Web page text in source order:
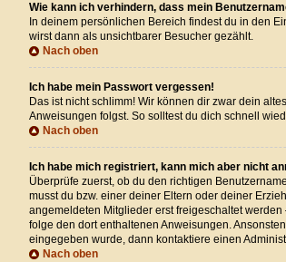
Wie kann ich verhindern, dass mein
In deinem persönlichen Bereich findest du in den
wirst dann als unsichtbarer Besucher gezählt.
Nach oben
Ich habe mein Passwort vergessen!
Das ist nicht schlimm! Wir können dir zwar dein
Anweisungen folgst. So solltest du dich schnell
Nach oben
Ich habe mich registriert, kann mich aber nicht
Überprüfe zuerst, ob du den richtigen
musst du bzw. einer deiner Eltern oder deiner
angemeldeten Mitglieder erst freigeschaltet
folge den dort enthaltenen Anweisungen.
eingegeben wurde, dann kontaktiere einen
Nach oben